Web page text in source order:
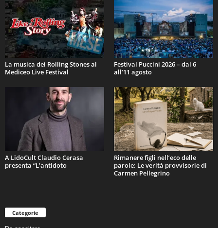
La musica dei Rolling Stones al
Mediceo Live Festival
Festival Puccini 2026 – dal 6
all’11 agosto
A LidoCult Claudio Cerasa
presenta “L’antidoto
Rimanere figli nell’eco delle
parole: Le verità provvisorie di
Carmen Pellegrino
Categorie